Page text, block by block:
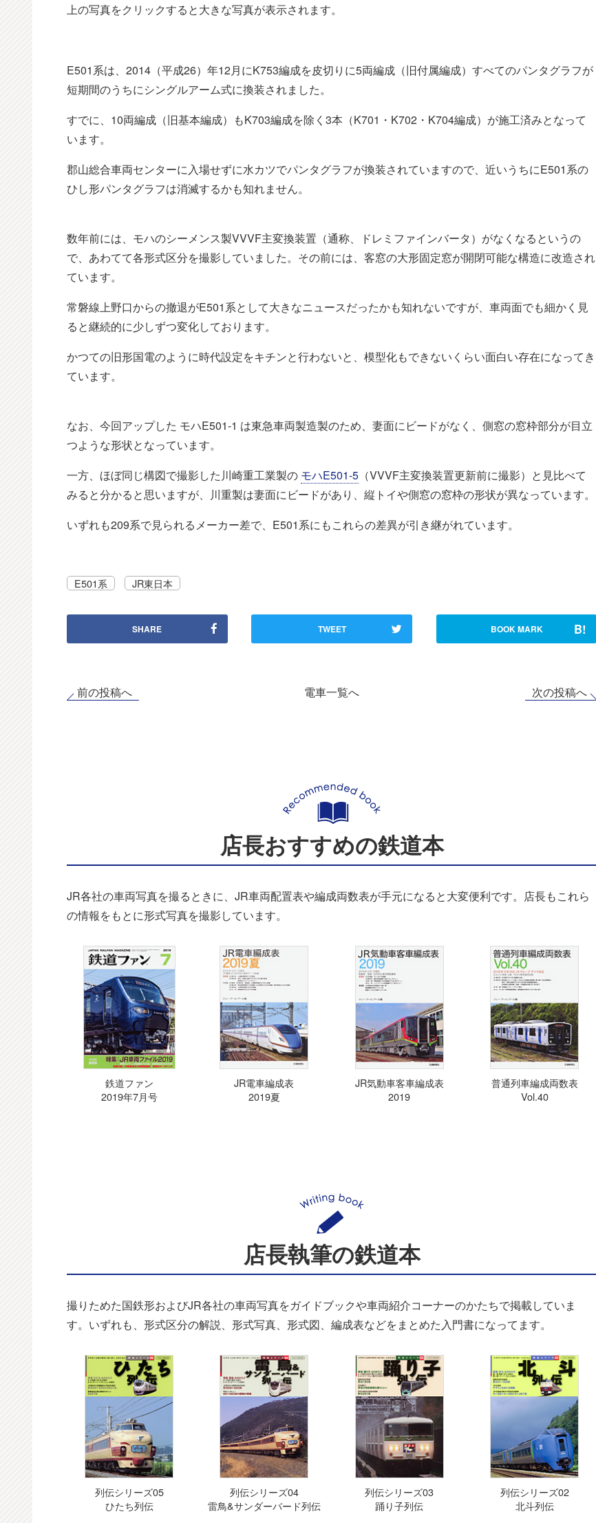
上の写真をクリックすると大きな写真が表示されます。
E501系は、2014（平成26）年12月にK753編成を皮切りに5両編成（旧付属編成）すべてのパンタグラフが
短期間のうちにシングルアーム式に換装されました。
すでに、10両編成（旧基本編成）もK703編成を除く3本（K701・K702・K704編成）が施工済みとなって
います。
郡山総合車両センターに入場せずに水カツでパンタグラフが換装されていますので、近いうちにE501系の
ひし形パンタグラフは消滅するかも知れません。
数年前には、モハのシーメンス製VVVF主変換装置（通称、ドレミファインバータ）がなくなるというの
で、あわてて各形式区分を撮影していました。その前には、客窓の大形固定窓が開閉可能な構造に改造され
ています。
常磐線上野口からの撤退がE501系として大きなニュースだったかも知れないですが、車両面でも細かく見
ると継続的に少しずつ変化しております。
かつての旧形国電のように時代設定をキチンと行わないと、模型化もできないくらい面白い存在になってき
ています。
なお、今回アップした モハE501-1 は東急車両製造製のため、妻面にビードがなく、側窓の窓枠部分が目立
つような形状となっています。
一方、ほぼ同じ構図で撮影した川崎重工業製の モハE501-5 （VVVF主変換装置更新前に撮影）と見比べて
みると分かると思いますが、川重製は妻面にビードがあり、縦トイや側窓の窓枠の形状が異なっています。
いずれも209系で見られるメーカー差で、E501系にもこれらの差異が引き継がれています。
E501系 JR東日本
SHARE TWEET BOOK MARK B!
前の投稿へ 電車一覧へ 次の投稿へ
店長おすすめの鉄道本
JR各社の車両写真を撮るときに、JR車両配置表や編成両数表が手元になると大変便利です。店長もこれら
の情報をもとに形式写真を撮影しています。
鉄道ファン
2019年7月号
JR電車編成表
2019夏
JR気動車客車編成表
2019
普通列車編成両数表
Vol.40
店長執筆の鉄道本
撮りためた国鉄形およびJR各社の車両写真をガイドブックや車両紹介コーナーのかたちで掲載していま
す。いずれも、形式区分の解説、形式写真、形式図、編成表などをまとめた入門書になってます。
列伝シリーズ05
ひたち列伝
列伝シリーズ04
雷鳥&サンダーバード列伝
列伝シリーズ03
踊り子列伝
列伝シリーズ02
北斗列伝